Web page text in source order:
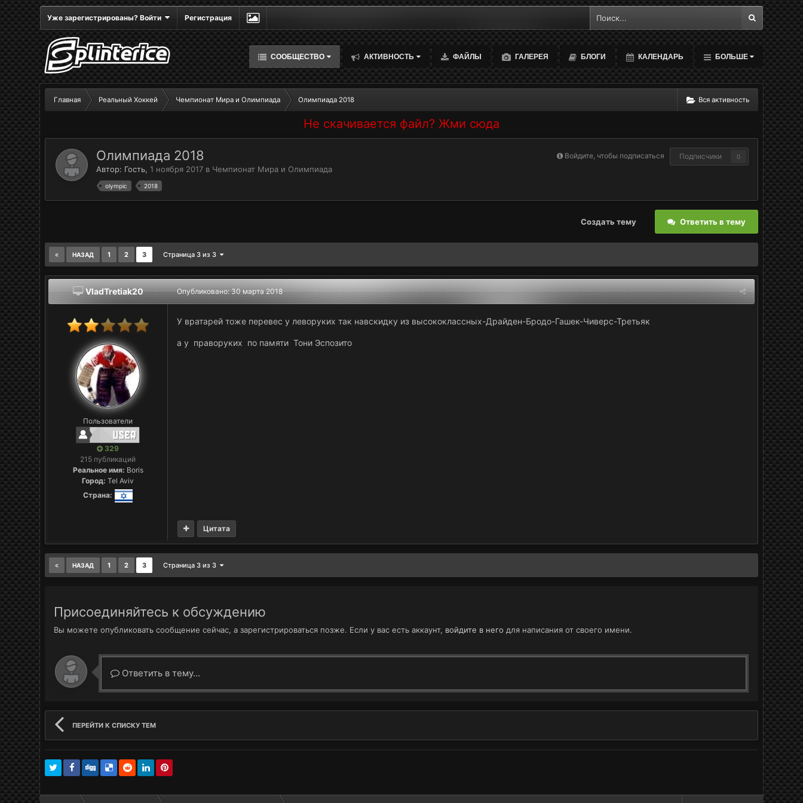
Уже зарегистрированы? Войти Регистрация
СООБЩЕСТВО АКТИВНОСТЬ ФАЙЛЫ ГАЛЕРЕЯ БЛОГИ КАЛЕНДАРЬ БОЛЬШЕ
Вся активность
Главная Реальный Хоккей Чемпионат Мира и Олимпиада Олимпиада 2018
Не скачивается файл? Жми сюда
Войдите, чтобы подписаться Подписчики 0
Олимпиада 2018
Автор: Гость, 1 ноября 2017 в Чемпионат Мира и Олимпиада
olympic 2018
Ответить в тему
Создать тему
НАЗАД 1 2 3 Страница 3 из 3
VladTretiak20
Пользователи
329
215 публикаций
Реальное имя: Boris
Город: Tel Aviv
Страна:
Опубликовано:30 марта 2018
У вратарей тоже перевес у леворуких так навскидку из высококлассных-Драйден-Бродо-Гашек-Чиверс-Третьяк
а у праворуких по памяти Тони Эспозито
Цитата
НАЗАД 1 2 3 Страница 3 из 3
Присоединяйтесь к обсуждению
Вы можете опубликовать сообщение сейчас, а зарегистрироваться позже. Если у вас есть аккаунт, войдите в него для написания от своего имени.
Ответить в тему...
ПЕРЕЙТИ К СПИСКУ ТЕМ